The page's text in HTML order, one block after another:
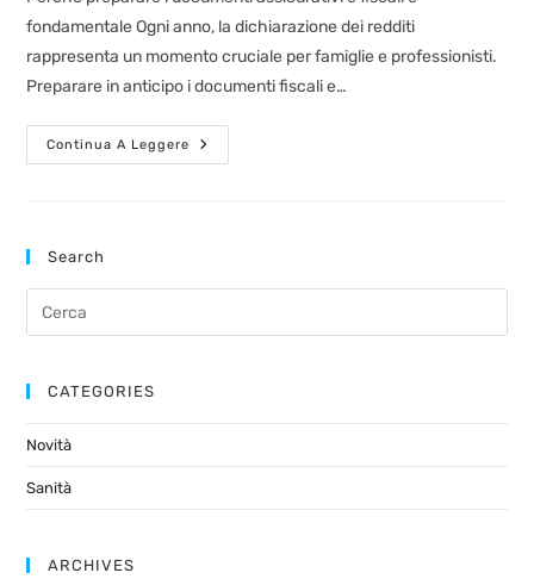
fondamentale Ogni anno, la dichiarazione dei redditi
rappresenta un momento cruciale per famiglie e professionisti.
Preparare in anticipo i documenti fiscali e…
Continua A Leggere
Search
CATEGORIES
Novità
Sanità
ARCHIVES